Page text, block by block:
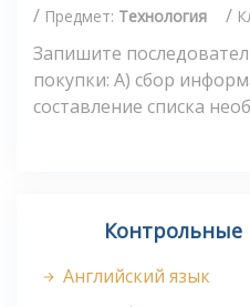
/ Предмет: Технология /
Запишите
покупки: А) сбор
составление списка
Английский язык